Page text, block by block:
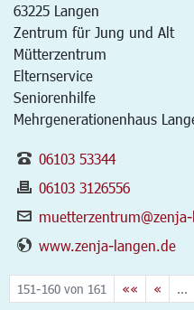
63225 Langen
Zentrum für Jung und Alt
Mütterzentrum
Elternservice
Seniorenhilfe
Mehrgenerationenhaus
06103 53344
06103 3126556
www.zenja-langen.de
151-160 von 161 «« « ...